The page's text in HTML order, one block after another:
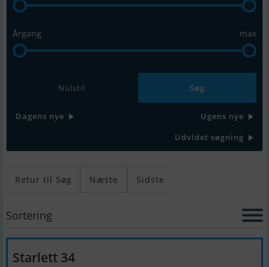
Årgang max
Nulstil
Dagens nye
Ugens nye
Udvidet søgning
Retur til Søg Næste Sidste
Sortering
Starlett 34